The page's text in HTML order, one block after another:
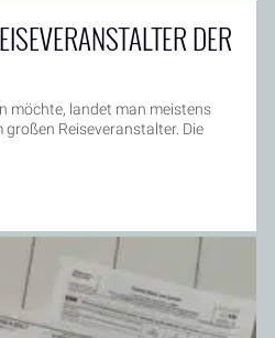
DER W
möchte, landet man meistens
Reiseveranstalter. Die